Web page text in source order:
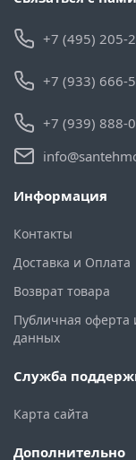
+7 (495) 205-
+7 (933) 666-
+7 (939)
Информация
Контакты
Доставка и Оплата
Возврат товара
Публичная оферта
данных
Служба
Карта сайта
Дополнительно